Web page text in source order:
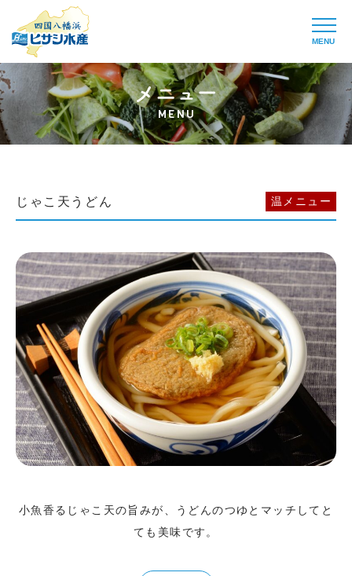
MENU
MENU
じゃこ天うどん 温メニュー
小魚香るじゃこ天の旨みが、うどんのつゆとマッチしてと
ても美味です。